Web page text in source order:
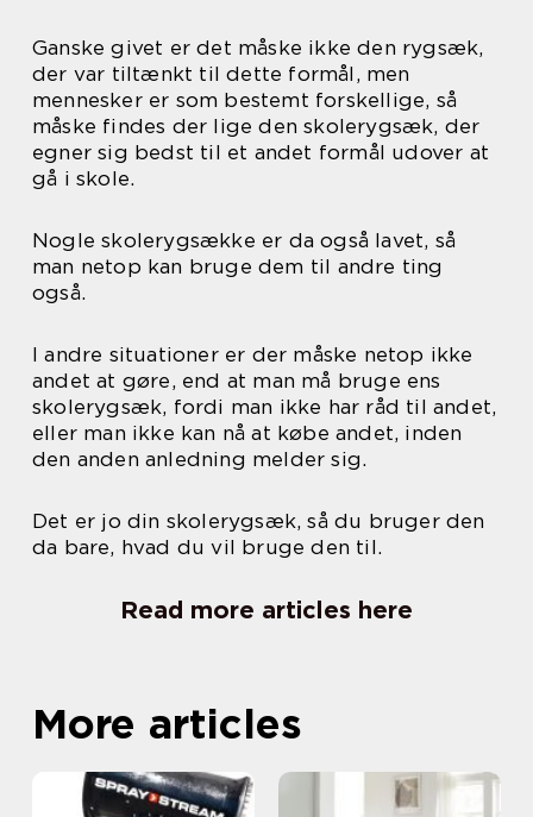
Ganske givet er det måske ikke den rygsæk,
der var tiltænkt til dette formål, men
mennesker er som bestemt forskellige, så
måske findes der lige den skolerygsæk, der
egner sig bedst til et andet formål udover at
gå i skole.
Nogle skolerygsække er da også lavet, så
man netop kan bruge dem til andre ting
også.
I andre situationer er der måske netop ikke
andet at gøre, end at man må bruge ens
skolerygsæk, fordi man ikke har råd til andet,
eller man ikke kan nå at købe andet, inden
den anden anledning melder sig.
Det er jo din skolerygsæk, så du bruger den
da bare, hvad du vil bruge den til.
Read more articles here
More articles